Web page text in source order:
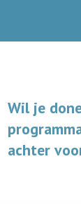
Wil je
achter